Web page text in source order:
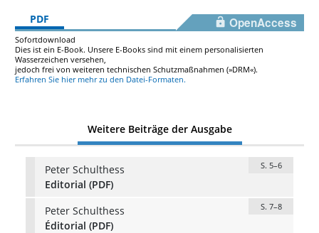
PDF OpenAccess
Sofortdownload
Dies ist ein E-Book. Unsere E-Books sind mit einem personalisierten
Wasserzeichen versehen,
jedoch frei von weiteren technischen Schutzmaßnahmen (»DRM«).
Erfahren Sie hier mehr zu den Datei-Formaten.
Weitere Beiträge der Ausgabe
Peter Schulthess S. 5–6
Editorial (PDF)
Peter Schulthess
S. 7–8
Éditorial (PDF)